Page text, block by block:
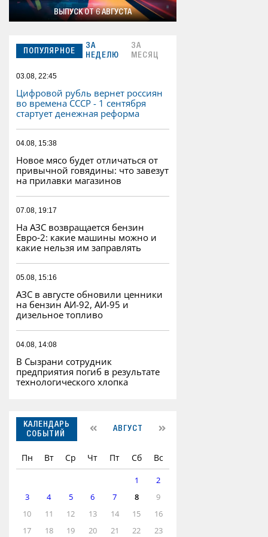
ВЫПУСК ОТ 6 АВГУСТА
ПОПУЛЯРНОЕ
ЗА
НЕДЕЛЮ
ЗА
МЕСЯЦ
03.08, 22:45
Цифровой рубль вернет россиян
во времена СССР - 1 сентября
стартует денежная реформа
04.08, 15:38
Новое мясо будет отличаться от
привычной говядины: что завезут
на прилавки магазинов
07.08, 19:17
На АЗС возвращается бензин
Евро‑2: какие машины можно и
какие нельзя им заправлять
05.08, 15:16
АЗС в августе обновили ценники
на бензин АИ-92, АИ-95 и
дизельное топливо
04.08, 14:08
В Сызрани сотрудник
предприятия погиб в результате
технологического хлопка
КАЛЕНДАРЬ
СОБЫТИЙ
АВГУСТ
Пн Вт Ср Чт Пт Сб Вс
1
2
3
4 5 6 7 8
9
10
11 12 13 14 15
16
17
18 19 20 21 22 23